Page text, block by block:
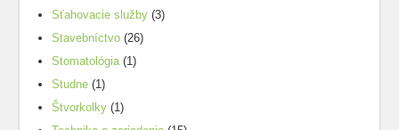
Sťahovacie služby (3)
Stavebníctvo (26)
Stomatológia(1)
Studne (1)
Štvorkolky (1)